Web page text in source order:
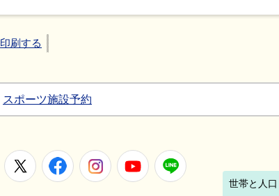
印刷する
スポーツ施設予約
笠間市役所
X FacebookInstagramYoutube